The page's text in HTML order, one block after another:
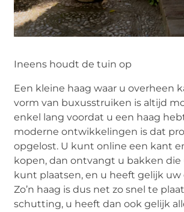
Ineens houdt de tuin op
Een kleine haag waar u overheen
vorm van buxusstruiken is altijd
enkel lang voordat u een haag
moderne ontwikkelingen is dat
opgelost. U kunt online een kant
kopen, dan ontvangt u bakken die
kunt plaatsen, en u heeft gelijk uw
Zo’n haag is dus net zo snel te
schutting, u heeft dan ook gelijk